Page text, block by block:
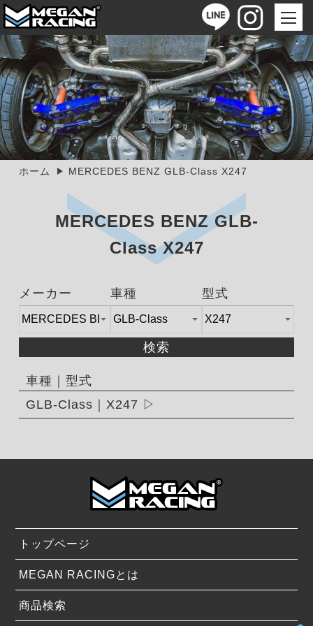
ホーム MERCEDES BENZ GLB-Class X247
MERCEDES BENZ GLB-
Class X247
メーカー 車種 型式
検索
車種｜型式
GLB-Class｜X247
トップページ
MEGAN RACINGとは
商品検索